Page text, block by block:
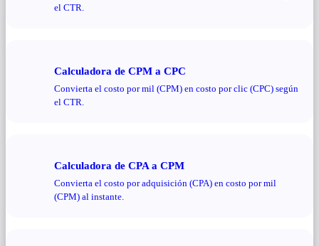
el CTR.
Calculadora de CPM a CPC
Convierta el costo por mil (CPM) en costo por clic (CPC) según
el CTR.
Calculadora de CPA a CPM
Convierta el costo por adquisición (CPA) en costo por mil
(CPM) al instante.